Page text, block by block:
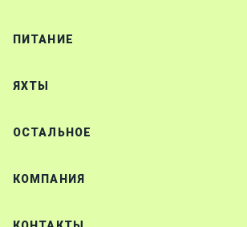
ПИТАНИЕ
ЯХТЫ
ОСТАЛЬНОЕ
КОМПАНИЯ